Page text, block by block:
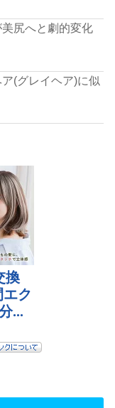
尻へと劇的変化
(グレイヘア)に似